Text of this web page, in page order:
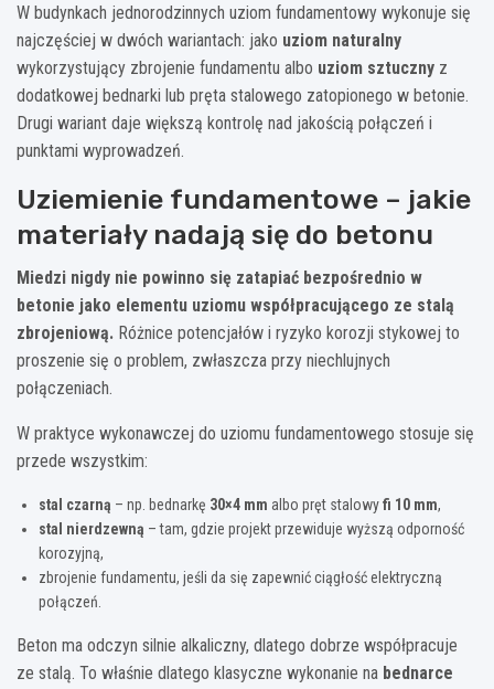
W budynkach jednorodzinnych uziom fundamentowy wykonuje się
najczęściej w dwóch wariantach: jako uziom naturalny
wykorzystujący zbrojenie fundamentu albo uziom sztuczny z
dodatkowej bednarki lub pręta stalowego zatopionego w betonie.
Drugi wariant daje większą kontrolę nad jakością połączeń i
punktami wyprowadzeń.
Uziemienie fundamentowe – jakie
materiały nadają się do betonu
Miedzi nigdy nie powinno się zatapiać bezpośrednio w
betonie jako elementu uziomu współpracującego ze stalą
zbrojeniową. Różnice potencjałów i ryzyko korozji stykowej to
proszenie się o problem, zwłaszcza przy niechlujnych
połączeniach.
W praktyce wykonawczej do uziomu fundamentowego stosuje się
przede wszystkim:
stal czarną – np. bednarkę 30×4 mm albo pręt stalowyfi 10 mm,
stal nierdzewną – tam, gdzie projekt przewiduje wyższą odporność
korozyjną,
zbrojenie fundamentu, jeśli da się zapewnić ciągłość elektryczną
połączeń.
Beton ma odczyn silnie alkaliczny, dlatego dobrze współpracuje
ze stalą. To właśnie dlatego klasyczne wykonanie na bednarce